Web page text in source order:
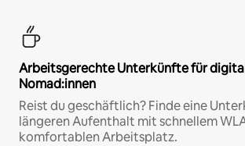
Arbeitsgerechte Unterkünfte für
Nomad:innen
Reist du geschäftlich? Finde eine
längeren Aufenthalt mit schnellem
komfortablen Arbeitsplatz.